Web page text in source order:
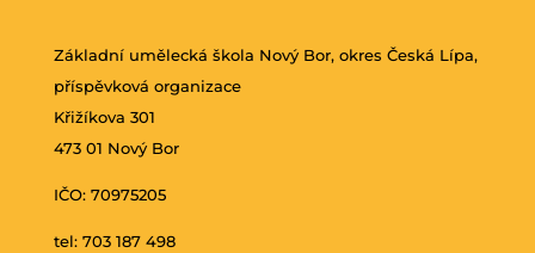
Základní umělecká škola Nový Bor, okres Česká Lípa,
příspěvková organizace
Křižíkova 301
473 01 Nový Bor
IČO: 70975205
tel: 703 187 498